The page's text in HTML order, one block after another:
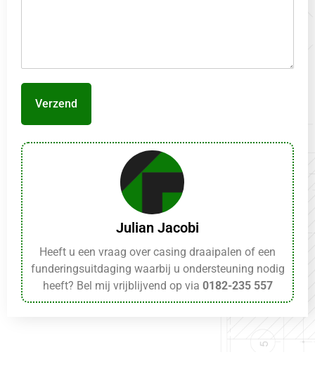
Verzend
Julian Jacobi
Heeft u een vraag over casing draaipalen of een
funderingsuitdaging waarbij u ondersteuning nodig
heeft? Bel mij vrijblijvend op via 0182-235 557